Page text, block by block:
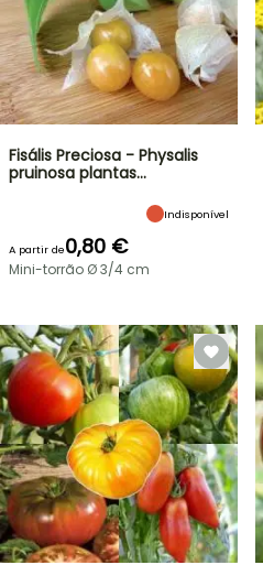
Fisális Preciosa - Physalis
pruinosa plantas…
Indisponível
A partir de0,80 €
Mini-torrão Ø 3/4 cm